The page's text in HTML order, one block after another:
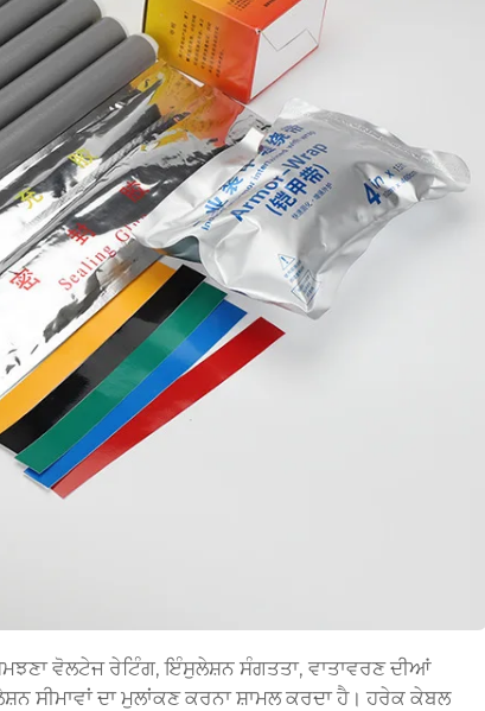
ਵੋਲਟੇਜ ਰੇਟਿੰਗ, ਇੰਸੁਲੇਸ਼ਨ ਸੰਗਤਤਾ, ਵਾਤਾਵਰਣ ਦੀਆਂ
ਸੀਮਾਵਾਂ ਦਾ ਮੁਲਾਂਕਣ ਕਰਨਾ ਸ਼ਾਮਲ ਕਰਦਾ ਹੈ। ਹਰੇਕ ਕੇਬਲ